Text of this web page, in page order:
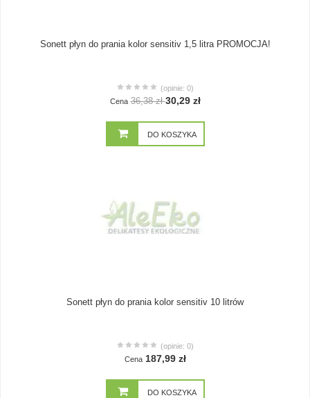
Sonett płyn do prania kolor sensitiv 1,5 litra PROMOCJA!
(opinie: 0)
Cena 36,38 zł30,29 zł
DO KOSZYKA
Sonett płyn do prania kolor sensitiv 10 litrów
(opinie: 0)
Cena 187,99 zł
DO KOSZYKA